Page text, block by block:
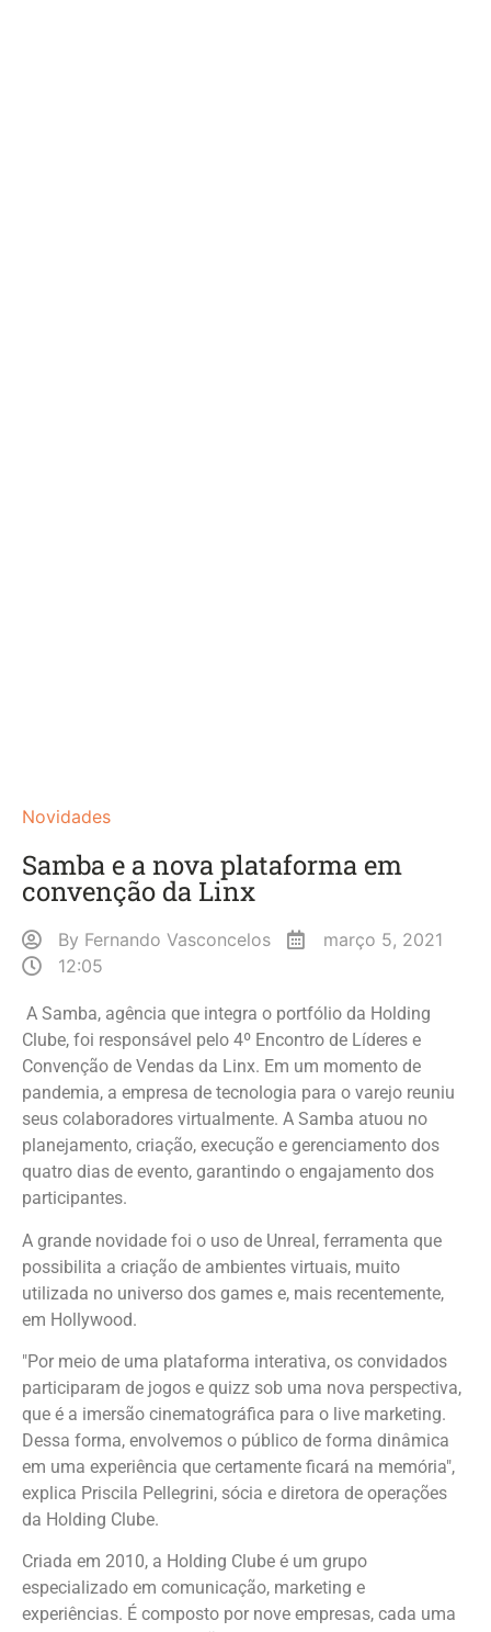
Novidades
Samba e a nova plataforma em
convenção da Linx
By Fernando Vasconcelos
março 5, 2021
12:05
A Samba, agência que integra o portfólio da Holding
Clube, foi responsável pelo 4º Encontro de Líderes e
Convenção de Vendas da Linx. Em um momento de
pandemia, a empresa de tecnologia para o varejo reuniu
seus colaboradores virtualmente. A Samba atuou no
planejamento, criação, execução e gerenciamento dos
quatro dias de evento, garantindo o engajamento dos
participantes.
A grande novidade foi o uso de Unreal, ferramenta que
possibilita a criação de ambientes virtuais, muito
utilizada no universo dos games e, mais recentemente,
em Hollywood.
"Por meio de uma plataforma interativa, os convidados
participaram de jogos e quizz sob uma nova perspectiva,
que é a imersão cinematográfica para o live marketing.
Dessa forma, envolvemos o público de forma dinâmica
em uma experiência que certamente ficará na memória",
explica Priscila Pellegrini, sócia e diretora de operações
da Holding Clube.
Criada em 2010, a Holding Clube é um grupo
especializado em comunicação, marketing e
experiências. É composto por nove empresas, cada uma